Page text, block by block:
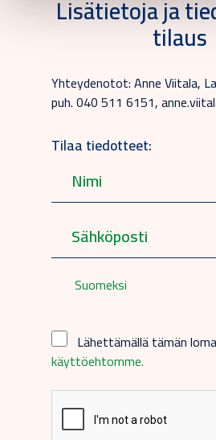
Lisätietoja ja
tilaus
Yhteydenotot: Anne Viitala,
puh. 040 511 6151,
Tilaa tiedotteet:
Suomeksi
Lähettämällä tämän
käyttöehtomme.